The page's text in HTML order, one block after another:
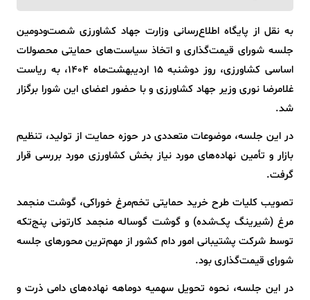
به نقل از پایگاه اطلاع‌رسانی وزارت جهاد کشاورزی شصت‌ودومین
جلسه شورای قیمت‌گذاری و اتخاذ سیاست‌های حمایتی محصولات
اساسی کشاورزی، روز دوشنبه 15 اردیبهشت‌ماه 1404، به ریاست
غلامرضا نوری وزیر جهاد کشاورزی و با حضور اعضای این شورا برگزار
شد.
در این جلسه، موضوعات متعددی در حوزه حمایت از تولید، تنظیم
بازار و تأمین نهاده‌های مورد نیاز بخش کشاورزی مورد بررسی قرار
گرفت.
تصویب کلیات طرح خرید حمایتی تخم‌مرغ خوراکی، گوشت منجمد
مرغ (شیرینگ پک‌شده) و گوشت گوساله منجمد کارتونی پنج‌تکه
توسط شرکت پشتیبانی امور دام کشور از مهم‌ترین محورهای جلسه
شورای قیمت‌گذاری بود.
در این جلسه، نحوه تحویل سهمیه دوماهه نهاده‌های دامی ذرت و